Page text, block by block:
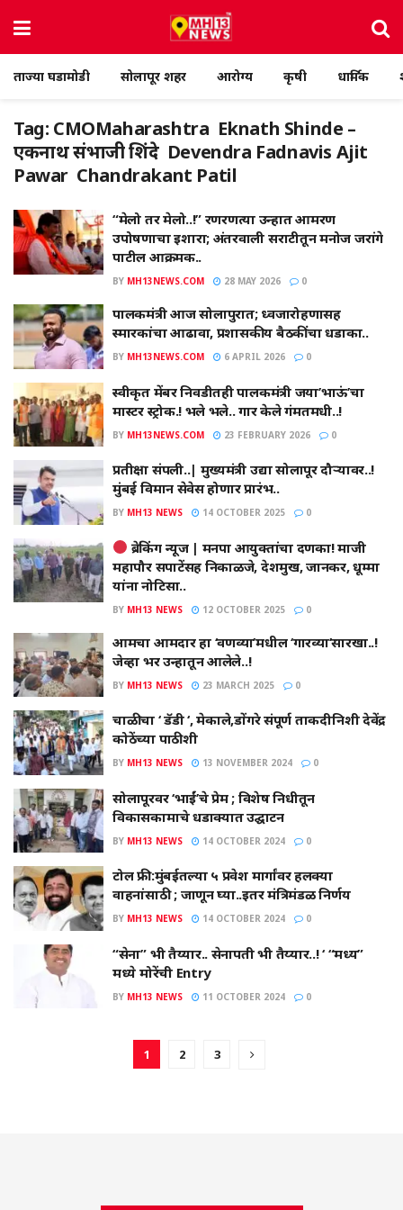
ताज्या घडामोडी सोलापूर शहर आरोग्य कृषी धार्मिक
Tag: CMOMaharashtra Eknath Shinde –
एकनाथ संभाजी शिंदे Devendra Fadnavis Ajit
Pawar Chandrakant Patil
“मेलो तर मेलो..!” रणरणत्या उन्हात आमरण
उपोषणाचा इशारा; अंतरवाली सराटीतून मनोज जरांगे
पाटील आक्रमक..
BY MH13NEWS.COM 28 MAY 2026 0
पालकमंत्री आज सोलापुरात; ध्वजारोहणासह
स्मारकांचा आढावा, प्रशासकीय बैठकींचा धडाका..
BY MH13NEWS.COM 6 APRIL 2026 0
स्वीकृत मेंबर निवडीतही पालकमंत्री जया’भाऊं’चा
मास्टर स्ट्रोक.! भले भले.. गार केले गंमतमधी..!
BY MH13NEWS.COM 23 FEBRUARY 2026 0
प्रतीक्षा संपली..| मुख्यमंत्री उद्या सोलापूर दौऱ्यावर..!
मुंबई विमान सेवेस होणार प्रारंभ..
BY MH13 NEWS 14 OCTOBER 2025 0
ब्रेकिंग न्यूज | मनपा आयुक्तांचा दणका! माजी
महापौर सपाटेंसह निकाळजे, देशमुख, जानकर, धूम्मा
यांना नोटिसा..
BY MH13 NEWS 12 OCTOBER 2025 0
आमचा आमदार हा ‘वणव्या’मधील ‘गारव्या’सारखा..!
जेव्हा भर उन्हातून आलेले..!
BY MH13 NEWS 23 MARCH 2025 0
चाळीचा ‘ डॅडी ‘, मेकाले,डोंगरे संपूर्ण ताकदीनिशी देवेंद्र
कोठेंच्या पाठीशी
BY MH13 NEWS 13 NOVEMBER 2024 0
सोलापूरवर ‘भाईं’चे प्रेम ; विशेष निधीतून
विकासकामाचे धडाक्यात उद्घाटन
BY MH13 NEWS 14 OCTOBER 2024 0
टोल फ्री:मुंबईतल्या ५ प्रवेश मार्गांवर हलक्या
वाहनांसाठी ; जाणून घ्या..इतर मंत्रिमंडळ निर्णय
BY MH13 NEWS 14 OCTOBER 2024 0
“सेना” भी तैय्यार.. सेनापती भी तैय्यार..! ‘ “मध्य”
मध्ये मोरेंची Entry
BY MH13 NEWS 11 OCTOBER 2024 0
1 2 3